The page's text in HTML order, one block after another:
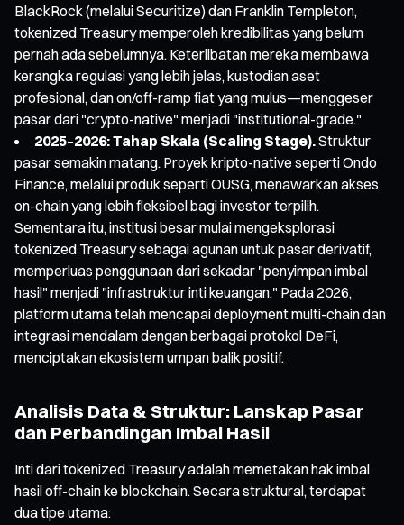
BlackRock (melalui Securitize) dan Franklin Templeton,
tokenized Treasury memperoleh kredibilitas yang belum
pernah ada sebelumnya. Keterlibatan mereka membawa
kerangka regulasi yang lebih jelas, kustodian aset
profesional, dan on/off-ramp fiat yang mulus—menggeser
pasar dari "crypto-native" menjadi "institutional-grade."
2025–2026: Tahap Skala (Scaling Stage).Struktur
pasar semakin matang. Proyek kripto-native seperti Ondo
Finance, melalui produk seperti OUSG, menawarkan akses
on-chain yang lebih fleksibel bagi investor terpilih.
Sementara itu, institusi besar mulai mengeksplorasi
tokenized Treasury sebagai agunan untuk pasar derivatif,
memperluas penggunaan dari sekadar "penyimpan imbal
hasil" menjadi "infrastruktur inti keuangan." Pada 2026,
platform utama telah mencapai deployment multi-chain dan
integrasi mendalam dengan berbagai protokol DeFi,
menciptakan ekosistem umpan balik positif.
Analisis Data & Struktur: Lanskap Pasar
dan Perbandingan Imbal Hasil
Inti dari tokenized Treasury adalah memetakan hak imbal
hasil off-chain ke blockchain. Secara struktural, terdapat
dua tipe utama: